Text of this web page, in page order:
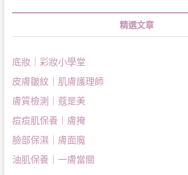
精選文章
底妝｜彩妝小學堂
皮膚皺紋｜肌膚護理師
膚質檢測｜蔻是美
痘痘肌保養｜膚掩
臉部保濕｜膚面魔
油肌保養｜一膚當關